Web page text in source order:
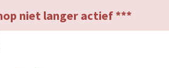
niet langer actief ***